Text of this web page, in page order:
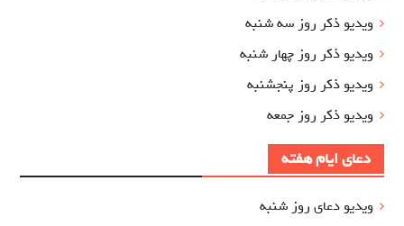
ویدیو ذکر روز سه شنبه
ویدیو ذکر روز چهار شنبه
ویدیو ذکر روز پنجشنبه
ویدیو ذکر روز جمعه
دعای ایام هفته
ویدیو دعای روز شنبه